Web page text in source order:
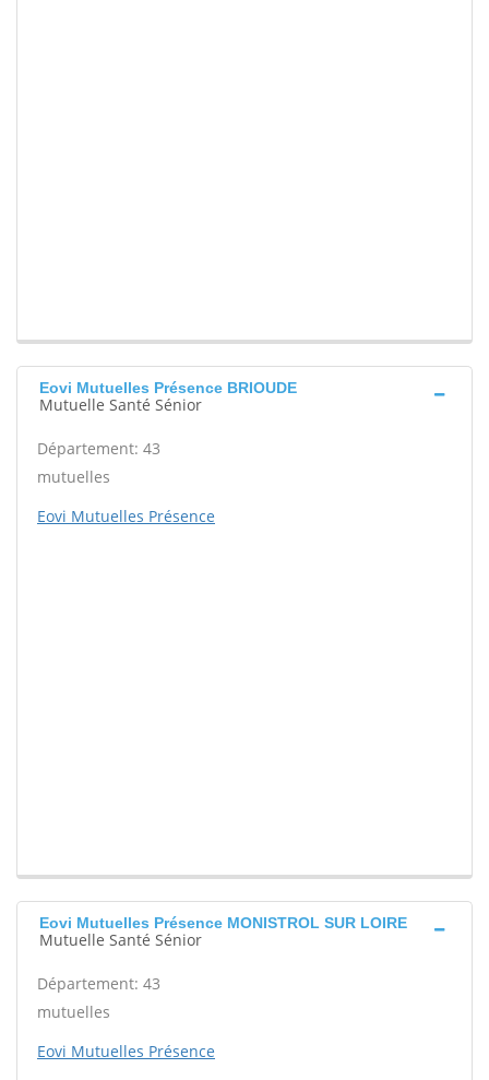
Eovi Mutuelles Présence BRIOUDE
Mutuelle Santé Sénior
Département: 43
mutuelles
Eovi Mutuelles Présence
Eovi Mutuelles Présence MONISTROL SUR LOIRE
Mutuelle Santé Sénior
Département: 43
mutuelles
Eovi Mutuelles Présence